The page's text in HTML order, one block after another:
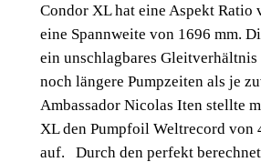
Condor XL hat eine Aspekt Ratio
eine Spannweite von 1696 mm.
ein unschlagbares
noch längere Pumpzeiten als je
Ambassador Nicolas Iten stellte
XL den Pumpfoil Weltrecord von
auf. Durch den perfekt